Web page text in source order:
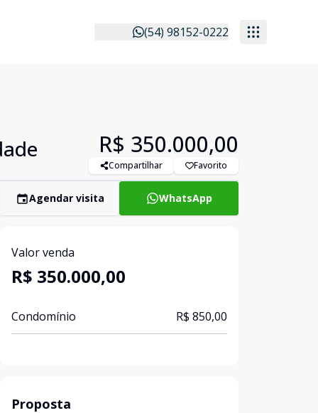
(54) 98152-0222
R$ 350.000,00
Compartilhar Favorito
Agendar visita WhatsApp
Valor venda
R$ 350.000,00
Condomínio R$ 850,00
Proposta